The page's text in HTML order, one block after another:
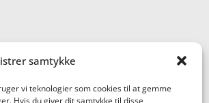
samtykke
vi teknologier som cookies til at gemme